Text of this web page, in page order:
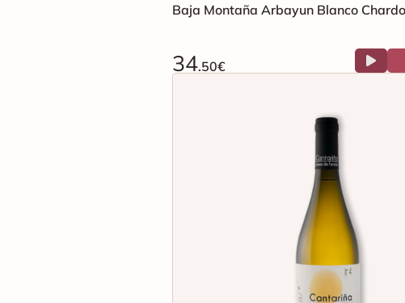
Baja Montaña Arbayun Blanco
34.50€